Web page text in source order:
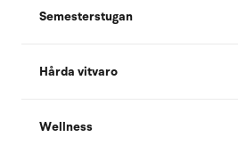
Semesterstugan
Hårda vitvaro
Wellness